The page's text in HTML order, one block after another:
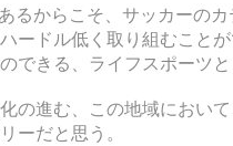
るからこそ、サッカーの
ードル低く取り組むこと
できる、ライフスポーツ
の進む、この地域におい
ーだと思う。